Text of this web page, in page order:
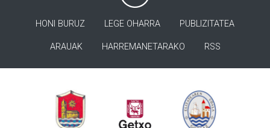
HONI BURUZ LEGE OHARRA PUBLIZITATEA
ARAUAK HARREMANETARAKO RSS